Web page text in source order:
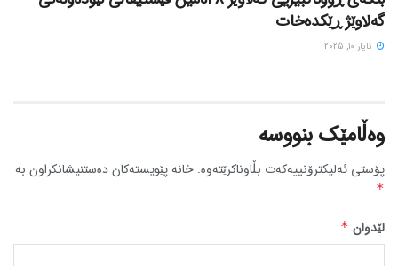
گەلاوێژ ڕێکدەخات
ئایار 10, 2025
وەڵامێک بنووسە
پۆستی ئەلیکترۆنییەکەت بڵاوناکرێتەوە. خانە پێویستەکان دەستنیشانکراون بە
*
لێدوان *